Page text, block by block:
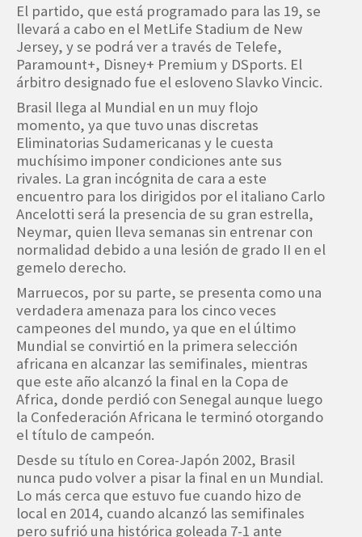
El partido, que está programado para las 19, se
llevará a cabo en el MetLife Stadium de New
Jersey, y se podrá ver a través de Telefe,
Paramount+, Disney+ Premium y DSports. El
árbitro designado fue el esloveno Slavko Vincic.
Brasil llega al Mundial en un muy flojo
momento, ya que tuvo unas discretas
Eliminatorias Sudamericanas y le cuesta
muchísimo imponer condiciones ante sus
rivales. La gran incógnita de cara a este
encuentro para los dirigidos por el italiano Carlo
Ancelotti será la presencia de su gran estrella,
Neymar, quien lleva semanas sin entrenar con
normalidad debido a una lesión de grado II en el
gemelo derecho.
Marruecos, por su parte, se presenta como una
verdadera amenaza para los cinco veces
campeones del mundo, ya que en el último
Mundial se convirtió en la primera selección
africana en alcanzar las semifinales, mientras
que este año alcanzó la final en la Copa de
Africa, donde perdió con Senegal aunque luego
la Confederación Africana le terminó otorgando
el título de campeón.
Desde su título en Corea-Japón 2002, Brasil
nunca pudo volver a pisar la final en un Mundial.
Lo más cerca que estuvo fue cuando hizo de
local en 2014, cuando alcanzó las semifinales
pero sufrió una histórica goleada 7-1 ante